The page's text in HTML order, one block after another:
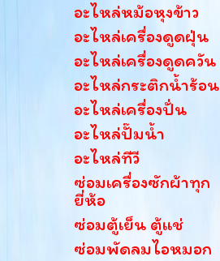
อะไหล่หม้อหุงข้าว
อะไหล่เครื่องดูดฝุ่น
อะไหล่เครื่องดูดควัน
อะไหล่กระติกน้ำร้อน
อะไหล่เครื่องปั่น
อะไหล่ปั๊มน้ำ
อะไหล่ทีวี
ซ่อมเครื่องซักผ้าทุก
ยี่ห้อ
ซ่อมตู้เย็น ตู้แช่
ซ่อมพัดลมไอหมอก